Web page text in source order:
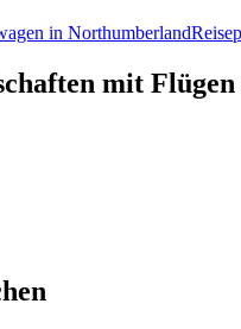
in Northumberland
mit